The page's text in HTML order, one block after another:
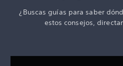
¿Buscas guías para saber
estos consejos,